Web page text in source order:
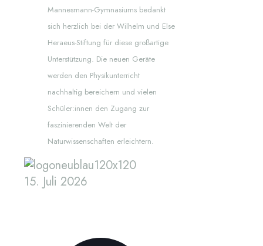
Mannesmann-Gymnasiums bedankt
sich herzlich bei der Wilhelm und Else
Heraeus-Stiftung für diese großartige
Unterstützung. Die neuen Geräte
werden den Physikunterricht
nachhaltig bereichern und vielen
Schüler:innen den Zugang zur
faszinierenden Welt der
Naturwissenschaften erleichtern.
15. Juli 2026